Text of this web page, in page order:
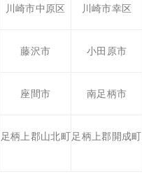
川崎市中原区 川崎市幸区
藤沢市 小田原市
座間市 南足柄市
足柄上郡山北町足柄上郡開成町